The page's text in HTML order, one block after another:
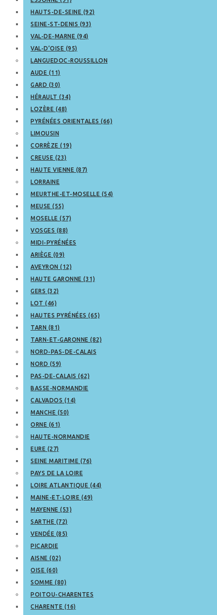
HAUTS-DE-SEINE (92)
SEINE-ST-DENIS (93)
VAL-DE-MARNE (94)
VAL-D’OISE (95)
LANGUEDOC-ROUSSILLON
AUDE (11)
GARD (30)
HÉRAULT (34)
LOZÈRE (48)
PYRÉNÉES ORIENTALES (66)
LIMOUSIN
CORRÈZE (19)
CREUSE (23)
HAUTE VIENNE (87)
LORRAINE
MEURTHE-ET-MOSELLE (54)
MEUSE (55)
MOSELLE (57)
VOSGES (88)
MIDI-PYRÉNÉES
ARIÈGE (09)
AVEYRON (12)
HAUTE GARONNE (31)
GERS (32)
LOT (46)
HAUTES PYRÉNÉES (65)
TARN (81)
TARN-ET-GARONNE (82)
NORD-PAS-DE-CALAIS
NORD (59)
PAS-DE-CALAIS (62)
BASSE-NORMANDIE
CALVADOS (14)
MANCHE (50)
ORNE (61)
HAUTE-NORMANDIE
EURE (27)
SEINE MARITIME (76)
PAYS DE LA LOIRE
LOIRE ATLANTIQUE (44)
MAINE-ET-LOIRE (49)
MAYENNE (53)
SARTHE (72)
VENDÉE (85)
PICARDIE
AISNE (02)
OISE (60)
SOMME (80)
POITOU-CHARENTES
CHARENTE (16)